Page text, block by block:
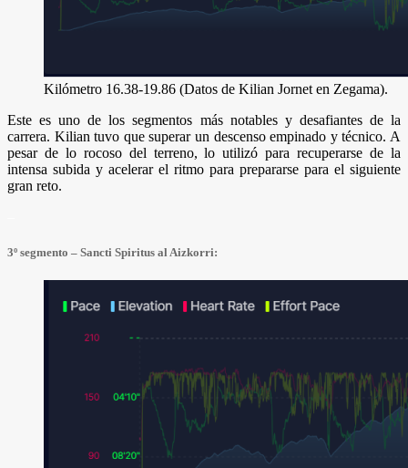
Kilómetro 16.38-19.86 (Datos de Kilian Jornet en Zegama).
Este es uno de los segmentos más notables y desafiantes de la
carrera. Kilian tuvo que superar un descenso empinado y técnico. A
pesar de lo rocoso del terreno, lo utilizó para recuperarse de la
intensa subida y acelerar el ritmo para prepararse para el siguiente
gran reto.
3º segmento – Sancti Spiritus al Aizkorri: